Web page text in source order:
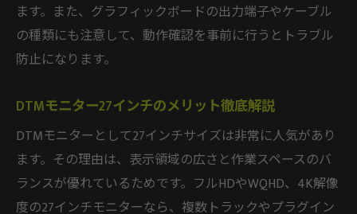
ます。また、グラフィックボードの出力端子やケーブル
の種類にも注意して、動作確認を事前に行うとトラブル
防止になります。
DTMモニター27インチのメリット徹底解説
DTMモニターとして27インチサイズは非常に人気があり
ます。その理由は、表示領域の広さと作業スペースのバ
ランスが優れているためです。フルHDやWQHD、4K解像
度の27インチモニターなら、複数トラックやプラグイン